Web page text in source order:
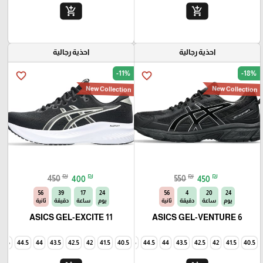
add_shopping_cart
add_shopping_cart
احذية رجالية
favorite_border -18%
New Collection
550 ₪ 450 ₪
24
يوم
20
ساعة
4
دقيقة
54
ثانية
ASICS GEL-VENTURE 6
40.5
41.5
42
42.5
43.5
44
44.5
45
احذية رجالية
favorite_border -11%
New Collection
450 ₪ 400 ₪
24
يوم
17
ساعة
39
دقيقة
54
ثانية
ASICS GEL-EXCITE 11
40.5
41.5
42
42.5
43.5
44
44.5
45